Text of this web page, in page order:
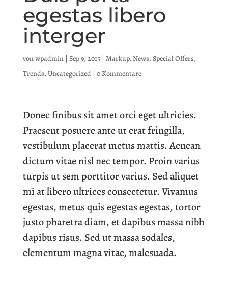
egestas libero
interger
vonwpadmin| Sep 9, 2015| Markup, News, Special Offers,
Trends, Uncategorized| 0 Kommentare
Donec finibus sit amet orci eget ultricies.
Praesent posuere ante ut erat fringilla,
vestibulum placerat metus mattis. Aenean
dictum vitae nisl nec tempor. Proin varius
turpis ut sem porttitor varius. Sed aliquet
mi at libero ultrices consectetur. Vivamus
egestas, metus quis egestas egestas, tortor
justo pharetra diam, et dapibus massa nibh
dapibus risus. Sed ut massa sodales,
elementum magna vitae, malesuada.